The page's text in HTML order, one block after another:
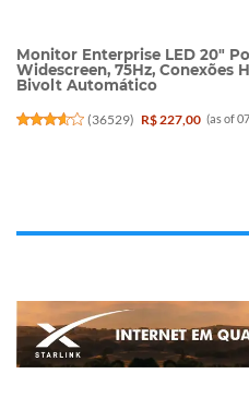
Monitor Enterprise LED 20"
Widescreen, 75Hz, Conexões
Bivolt Automático
(36529) R$ 227,00 (as of